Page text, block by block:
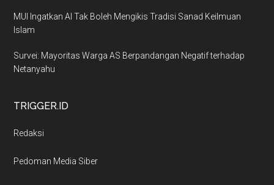
MUI Ingatkan AI Tak Boleh Mengikis Tradisi Sanad Keilmuan
Islam
Survei: Mayoritas Warga AS Berpandangan Negatif terhadap
Netanyahu
TRIGGER.ID
Redaksi
Pedoman Media Siber